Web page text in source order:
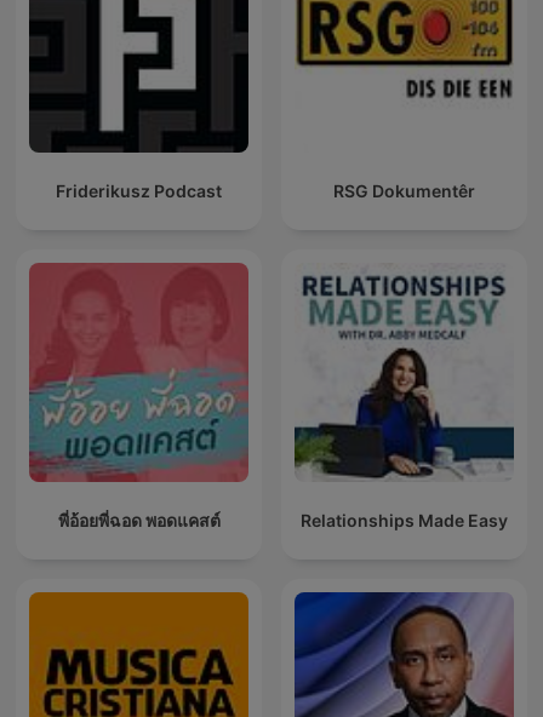
Friderikusz Podcast RSG Dokumentêr
พี่อ้อยพี่ฉอด พอดแคสต์ Relationships Made Easy